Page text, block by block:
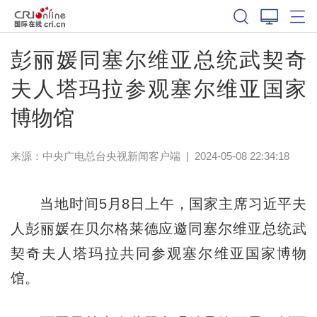
彭丽媛同塞尔维亚总统武契奇
夫人塔玛拉参观塞尔维亚国家
博物馆
来源： 中央广电总台央视新闻客户端 | 2024-05-08 22:34:18
当地时间5月8日上午，国家主席习近平夫
人彭丽媛在贝尔格莱德应邀同塞尔维亚总统武
契奇夫人塔玛拉共同参观塞尔维亚国家博物
馆。